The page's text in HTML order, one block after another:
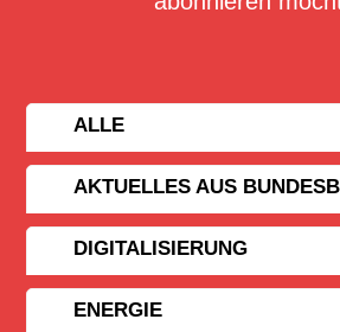
ALLE
AKTUELLES AUS
DIGITALISIERUNG
ENERGIE